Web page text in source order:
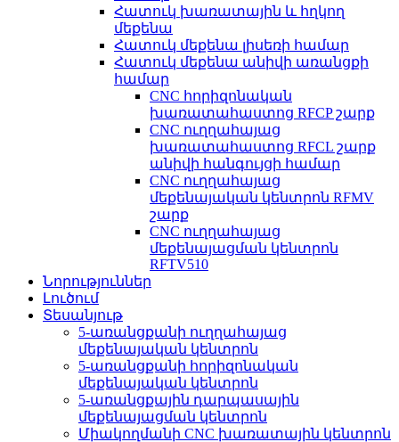
Հատուկ խառատային և հղկող
մեքենա
Հատուկ մեքենա լիսեռի համար
Հատուկ մեքենա անիվի առանցքի
համար
CNC հորիզոնական
խառատահաստոց RFCP շարք
CNC ուղղահայաց
խառատահաստոց RFCL շարք
անիվի հանգույցի համար
CNC ուղղահայաց
մեքենայական կենտրոն RFMV
շարք
CNC ուղղահայաց
մեքենայացման կենտրոն
RFTV510
Նորություններ
Լուծում
Տեսանյութ
5-առանցքանի ուղղահայաց
մեքենայական կենտրոն
5-առանցքանի հորիզոնական
մեքենայական կենտրոն
5-առանցքային դարպասային
մեքենայացման կենտրոն
Միակողմանի CNC խառատային կենտրոն